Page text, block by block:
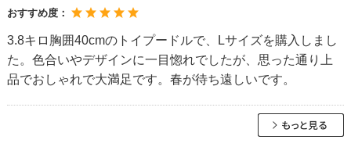
おすすめ度：
3.8キロ胸囲40cmのトイプードルで、Lサイズを購入しまし
た。色合いやデザインに一目惚れでしたが、思った通り上
品でおしゃれで大満足です。春が待ち遠しいです。